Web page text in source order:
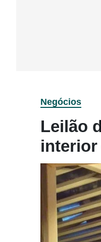
Negócios
Leilão
interior